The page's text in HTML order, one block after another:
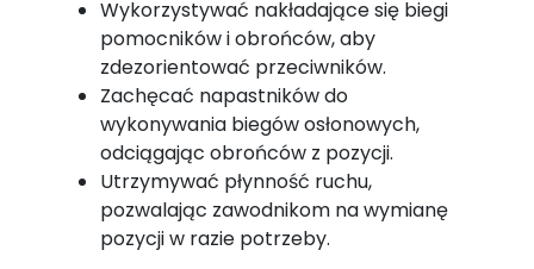
Wykorzystywać nakładające się biegi
pomocników i obrońców, aby
zdezorientować przeciwników.
Zachęcać napastników do
wykonywania biegów osłonowych,
odciągając obrońców z pozycji.
Utrzymywać płynność ruchu,
pozwalając zawodnikom na wymianę
pozycji w razie potrzeby.